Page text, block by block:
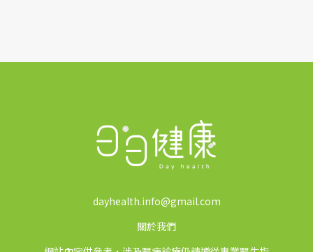
dayhealth.info@gmail.com
關於我們